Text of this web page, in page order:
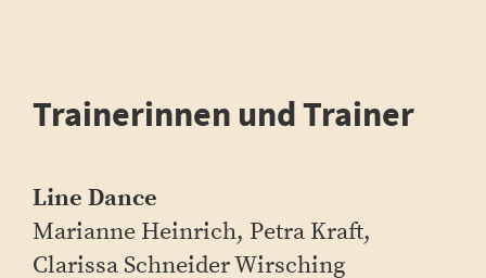
Trainerinnen und Trainer
Line Dance
Marianne Heinrich, Petra Kraft,
Clarissa Schneider Wirsching